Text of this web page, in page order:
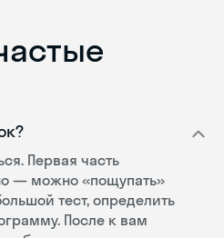
Первая часть
— можно «пощупать»
тест, определить
После к вам